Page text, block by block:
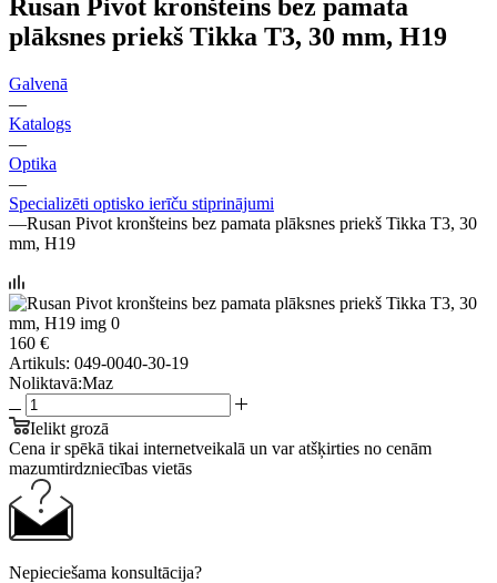
Rusan Pivot kronšteins bez pamata
plāksnes priekš Tikka T3, 30 mm, H19
Galvenā
—
Katalogs
—
Optika
—
Specializēti optisko ierīču stiprinājumi
—Rusan Pivot kronšteins bez pamata plāksnes priekš Tikka T3, 30
mm, H19
160 €
Artikuls: 049-0040-30-19
Noliktavā:Maz
Ielikt grozā
Cena ir spēkā tikai internetveikalā un var atšķirties no cenām
mazumtirdzniecības vietās
Nepieciešama konsultācija?